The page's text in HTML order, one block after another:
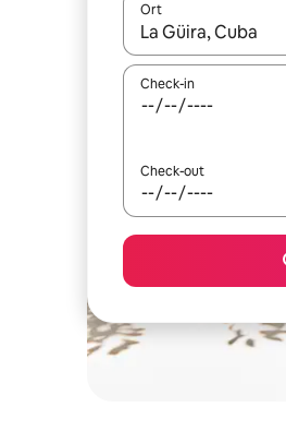
Ort
Wenn Ergebnisse
Check-in
Check-out